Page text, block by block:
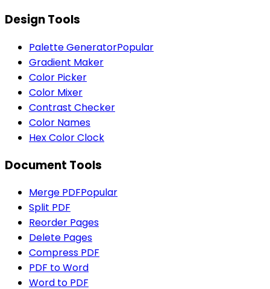
Design Tools
Palette GeneratorPopular
Gradient Maker
Color Picker
Color Mixer
Contrast Checker
Color Names
Hex Color Clock
Document Tools
Merge PDFPopular
Split PDF
Reorder Pages
Delete Pages
Compress PDF
PDF to Word
Word to PDF